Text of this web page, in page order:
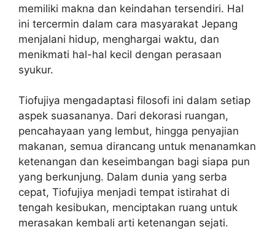
memiliki makna dan keindahan tersendiri. Hal
ini tercermin dalam cara masyarakat Jepang
menjalani hidup, menghargai waktu, dan
menikmati hal-hal kecil dengan perasaan
syukur.
Tiofujiya mengadaptasi filosofi ini dalam setiap
aspek suasananya. Dari dekorasi ruangan,
pencahayaan yang lembut, hingga penyajian
makanan, semua dirancang untuk menanamkan
ketenangan dan keseimbangan bagi siapa pun
yang berkunjung. Dalam dunia yang serba
cepat, Tiofujiya menjadi tempat istirahat di
tengah kesibukan, menciptakan ruang untuk
merasakan kembali arti ketenangan sejati.